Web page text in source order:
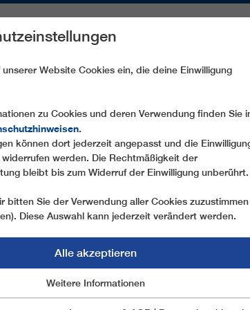
SERVICE
Website Cookies ein, die deine Einwilligung
zu Cookies und deren Verwendung finden Sie
.
können dort jederzeit angepasst und die
werden. Die Rechtmäßigkeit der
bleibt bis zum Widerruf der Einwilligung unberührt.
bitten Sie der Verwendung aller Cookies zuzustimmen
Diese Auswahl kann jederzeit verändert werden.
Alle akzeptieren
Marketing
Weitere Informationen